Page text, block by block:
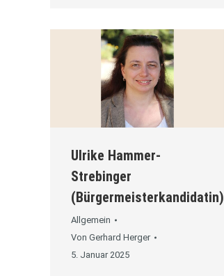
Ulrike Hammer-
Strebinger
(Bürgermeisterkandidatin)
Allgemein
Von Gerhard Herger
5. Januar 2025